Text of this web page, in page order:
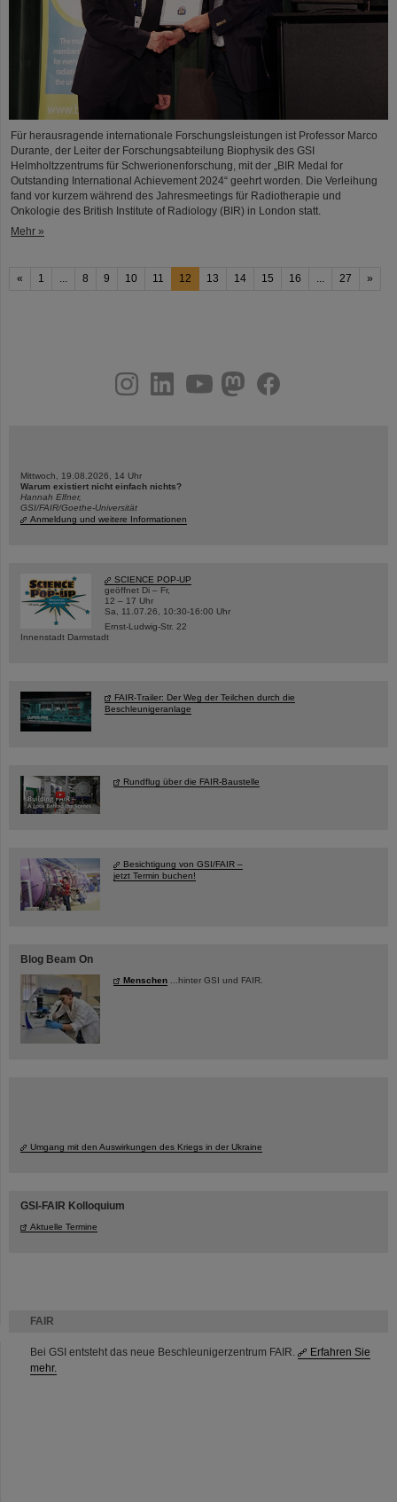
FAIR
Bei GSI entsteht das neue Beschleunigerzentrum FAIR.
Erfahren Sie
mehr.
Für herausragende internationale Forschungsleistungen ist Professor Marco
Durante, der Leiter der Forschungsabteilung Biophysik des GSI
Helmholtzzentrums für Schwerionenforschung, mit der „BIR Medal for
Outstanding International Achievement 2024“ geehrt worden. Die Verleihung
fand vor kurzem während des Jahresmeetings für Radiotherapie und
Onkologie des British Institute of Radiology (BIR) in London statt.
Mehr »
« 1 ... 8 9 10 11 12 13 14 15 16 ... 27 »
youtubehelmholtz.socialfacebook
Mittwoch, 19.08.2026, 14 Uhr
Warum existiert nicht einfach nichts?
Hannah Elfner,
GSI/FAIR/Goethe-Universität
Anmeldung und weitere Informationen
SCIENCE POP-UP
geöffnet Di – Fr,
12 – 17 Uhr
Sa, 11.07.26, 10:30-16:00 Uhr
Ernst-Ludwig-Str. 22
Innenstadt Darmstadt
FAIR-Trailer: Der Weg der Teilchen durch die
Beschleunigeranlage
Rundflug über die FAIR-Baustelle
Besichtigung von GSI/FAIR –
jetzt Termin buchen!
Blog Beam On
Menschen ...hinter GSI und FAIR.
Umgang mit den Auswirkungen des Kriegs in der Ukraine
GSI-FAIR Kolloquium
Aktuelle Termine